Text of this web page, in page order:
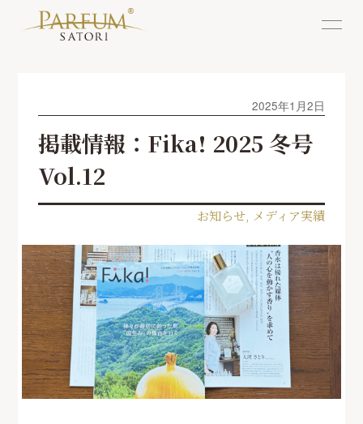
2025年1月2日
掲載情報：Fika! 2025 冬号
Vol.12
お知らせ, メディア実績